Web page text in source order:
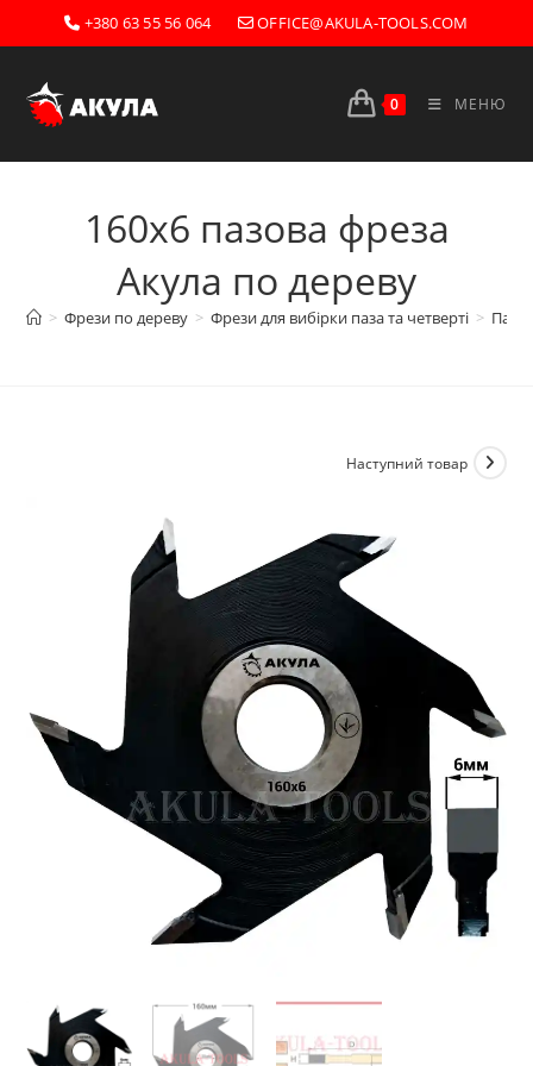
Перейти
до
+380 63 55 56 064 OFFICE@AKULA-TOOLS.COM
0 МЕНЮ
160х6 пазова фреза
Акула по дереву
> Фрези по дереву > Фрези для вибірки паза та четверті >
Наступний товар